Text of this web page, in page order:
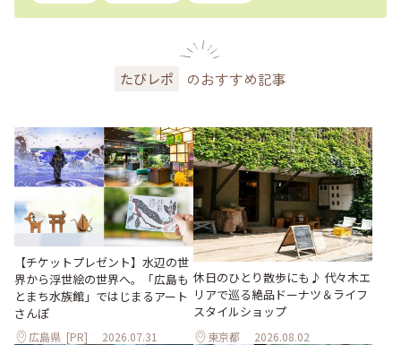
たびレポ のおすすめ記事
【チケットプレゼント】水辺の世
界から浮世絵の世界へ。「広島も
とまち水族館」ではじまるアート
さんぽ
広島県 [PR] 2026.07.31
休日のひとり散歩にも♪ 代々木エ
リアで巡る絶品ドーナツ＆ライフ
スタイルショップ
東京都 2026.08.02